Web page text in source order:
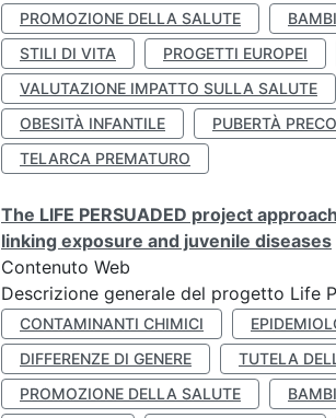
PROMOZIONE DELLA SALUTE
STILI DI VITA
PROGETTI EUROPEI
VALUTAZIONE IMPATTO SULLA SALUTE
OBESITÀ INFANTILE
PUBERTÀ
TELARCA PREMATURO
The LIFE PERSUADED project
linking exposure and juvenile diseases
Contenuto Web
Descrizione generale del progetto Life
CONTAMINANTI CHIMICI
DIFFERENZE DI GENERE
TUTELA
PROMOZIONE DELLA SALUTE